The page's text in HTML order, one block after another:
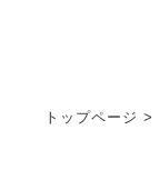
トップページ >